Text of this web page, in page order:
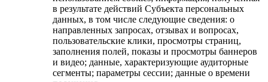
в результате действий Субъекта персональных
данных, в том числе следующие сведения: о
направленных запросах, отзывах и вопросах,
пользовательские клики, просмотры страниц,
заполнения полей, показы и просмотры баннеров
и видео; данные, характеризующие аудиторные
сегменты; параметры сессии; данные о времени